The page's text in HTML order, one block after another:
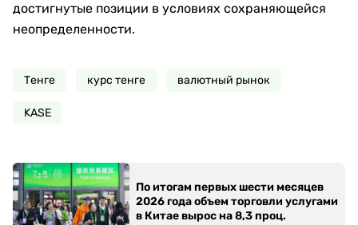
достигнутые позиции в условиях сохраняющейся
неопределенности.
Тенге курс тенге валютный рынок
KASE
По итогам первых шести месяцев
2026 года объем торговли услугами
в Китае вырос на 8,3 проц.